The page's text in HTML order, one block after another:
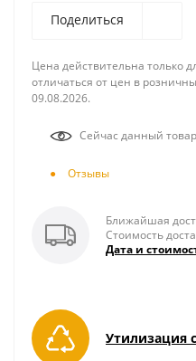
Поделиться
Цена действительна только
отличаться от цен в
09.08.2026.
Сейчас данный
Отзывы
Ближайшая
Стоимость
Дата и
Утилизация